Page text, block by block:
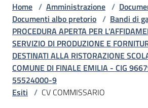
Amministrazione
Menu selezionato
Novità
Servizi
Home / Amministrazione /
Documenti albo pretorio / Bandi di
PROCEDURA APERTA PER
SERVIZIO DI PRODUZIONE E
DESTINATI ALLA RISTORAZIONE
COMUNE DI FINALE EMILIA - CIG
55524000-9
Esiti / CV COMMISSARIO